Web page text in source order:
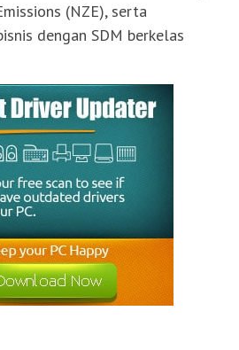
(NZE), serta
dengan SDM berkelas